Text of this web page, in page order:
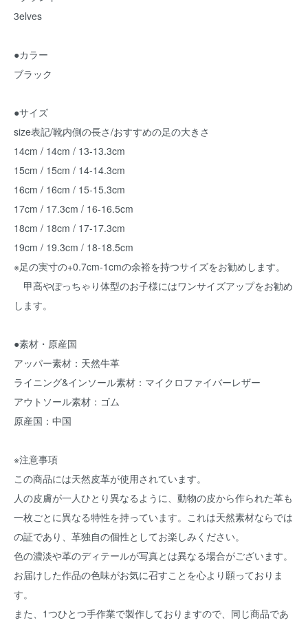
3elves
●カラー
ブラック
●サイズ
size表記/靴内側の長さ/おすすめの足の大きさ
14cm / 14cm / 13-13.3cm
15cm / 15cm / 14-14.3cm
16cm / 16cm / 15-15.3cm
17cm / 17.3cm / 16-16.5cm
18cm / 18cm / 17-17.3cm
19cm / 19.3cm / 18-18.5cm
※足の実寸の+0.7cm-1cmの余裕を持つサイズをお勧めします。
甲高やぽっちゃり体型のお子様にはワンサイズアップをお勧め
します。
●素材・原産国
アッパー素材：天然牛革
ライニング&インソール素材：マイクロファイバーレザー
アウトソール素材：ゴム
原産国：中国
※注意事項
この商品には天然皮革が使用されています。
人の皮膚が一人ひとり異なるように、動物の皮から作られた革も
一枚ごとに異なる特性を持っています。これは天然素材ならでは
の証であり、革独自の個性としてお楽しみください。
色の濃淡や革のディテールが写真とは異なる場合がございます。
お届けした作品の色味がお気に召すことを心より願っておりま
す。
また、1つひとつ手作業で製作しておりますので、同じ商品であ